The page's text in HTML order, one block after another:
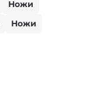
Ножи
Ножи